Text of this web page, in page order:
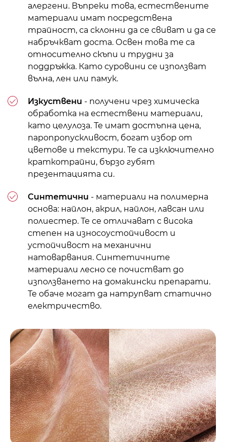
алергени. Въпреки това, естествените
материали имат посредствена
трайност, са склонни да се свиват и да се
набръчкват доста. Освен това те са
относително скъпи и трудни за
поддръжка. Като суровини се използват
вълна, лен или памук.
Изкуствени - получени чрез химическа
обработка на естествени материали,
като целулоза. Те имат достъпна цена,
паропропускливост, богат избор от
цветове и текстури. Те са изключително
краткотрайни, бързо губят
презентацията си.
Синтетични - материали на полимерна
основа: найлон, акрил, найлон, лавсан или
полиестер. Те се отличават с висока
степен на износоустойчивост и
устойчивост на механични
натоварвания. Синтетичните
материали лесно се почистват до
използването на домакински препарати.
Те обаче могат да натрупват статично
електричество.